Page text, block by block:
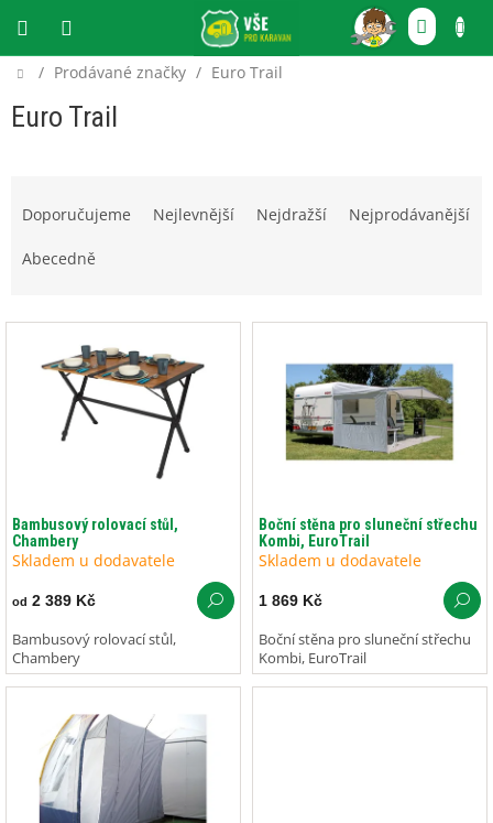
obsah
CZK
Domů
/ Prodávané značky / Euro Trail
Euro Trail
Doporučujeme Nejlevnější Nejdražší Nejprodávanější
Abecedně
V
d
u
k
t
Bambusový rolovací stůl,
Chambery
Skladem u dodavatele
od 2 389 Kč
Bambusový rolovací stůl,
Chambery
Boční stěna pro sluneční střechu
Kombi, EuroTrail
Skladem u dodavatele
1 869 Kč
Boční stěna pro sluneční střechu
Kombi, EuroTrail